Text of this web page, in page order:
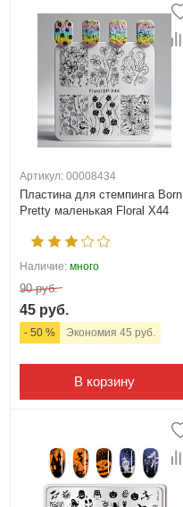
Артикул: 00008434
Пластина для стемпинга Born
Pretty маленькая Floral X44
Наличие: много
90 руб.
45 руб.
- 50 % Экономия 45 руб.
В корзину